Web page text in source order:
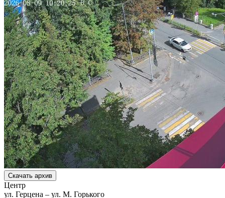
Скачать архив
Центр
ул. Герцена – ул. М. Горького